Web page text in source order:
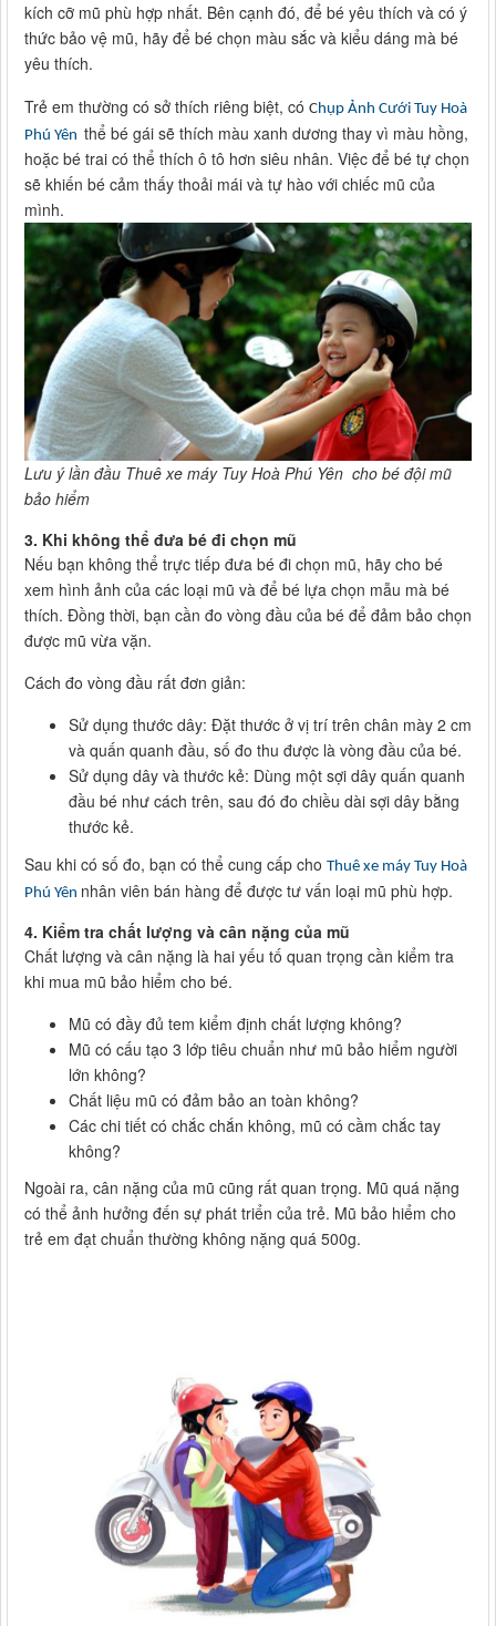
kích cỡ mũ phù hợp nhất. Bên cạnh đó, để bé yêu thích và có ý
thức bảo vệ mũ, hãy để bé chọn màu sắc và kiểu dáng mà bé
yêu thích.
Trẻ em thường có sở thích riêng biệt, có Chụp Ảnh Cưới Tuy Hoà
Phú Yên thể bé gái sẽ thích màu xanh dương thay vì màu hồng,
hoặc bé trai có thể thích ô tô hơn siêu nhân. Việc để bé tự chọn
sẽ khiến bé cảm thấy thoải mái và tự hào với chiếc mũ của
mình.
Lưu ý lần đầu Thuê xe máy Tuy Hoà Phú Yên cho bé đội mũ
bảo hiểm
3. Khi không thể đưa bé đi chọn mũ
Nếu bạn không thể trực tiếp đưa bé đi chọn mũ, hãy cho bé
xem hình ảnh của các loại mũ và để bé lựa chọn mẫu mà bé
thích. Đồng thời, bạn cần đo vòng đầu của bé để đảm bảo chọn
được mũ vừa vặn.
Cách đo vòng đầu rất đơn giản:
Sử dụng thước dây: Đặt thước ở vị trí trên chân mày 2 cm
và quấn quanh đầu, số đo thu được là vòng đầu của bé.
Sử dụng dây và thước kẻ: Dùng một sợi dây quấn quanh
đầu bé như cách trên, sau đó đo chiều dài sợi dây bằng
thước kẻ.
Sau khi có số đo, bạn có thể cung cấp cho Thuê xe máy Tuy Hoà
Phú Yên nhân viên bán hàng để được tư vấn loại mũ phù hợp.
4. Kiểm tra chất lượng và cân nặng của mũ
Chất lượng và cân nặng là hai yếu tố quan trọng cần kiểm tra
khi mua mũ bảo hiểm cho bé.
Mũ có đầy đủ tem kiểm định chất lượng không?
Mũ có cấu tạo 3 lớp tiêu chuẩn như mũ bảo hiểm người
lớn không?
Chất liệu mũ có đảm bảo an toàn không?
Các chi tiết có chắc chắn không, mũ có cầm chắc tay
không?
Ngoài ra, cân nặng của mũ cũng rất quan trọng. Mũ quá nặng
có thể ảnh hưởng đến sự phát triển của trẻ. Mũ bảo hiểm cho
trẻ em đạt chuẩn thường không nặng quá 500g.